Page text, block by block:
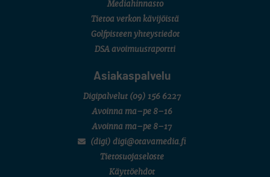
Mediahinnasto
Tietoa verkon kävijöistä
Golfpisteen yhteystiedot
DSA avoimuusraportti
Asiakaspalvelu
Digipalvelut (09) 156 6227
Avoinna ma–pe 8–16
Avoinna ma–pe 8–17
(digi) digi@otavamedia.fi
Tietosuojaseloste
Käyttöehdot